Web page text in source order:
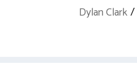
Dylan Clark/